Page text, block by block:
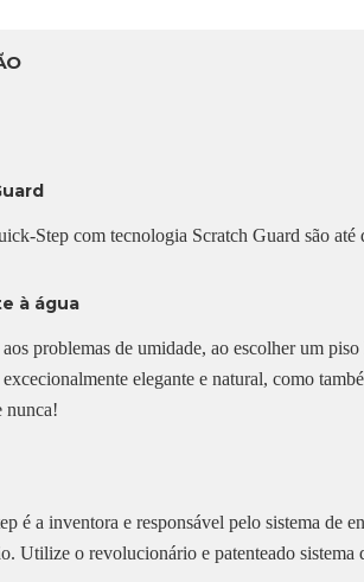
Step com tecnologia Scratch Guard são até
à água
problemas de umidade, ao escolher um
elegante e natural, como
nunca!
é a inventora e responsável pelo sistema de
Utilize o revolucionário e patenteado